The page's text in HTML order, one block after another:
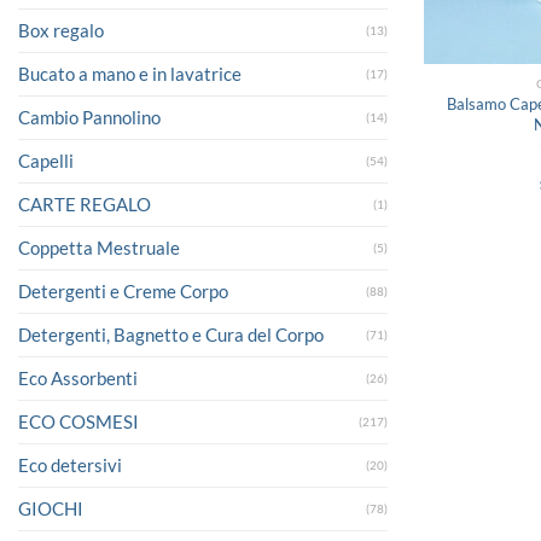
Box regalo (13)
Bucato a mano e in lavatrice (17)
Cambio Pannolino (14)
Capelli (54)
CARTE REGALO (1)
Coppetta Mestruale (5)
Detergenti e Creme Corpo (88)
Detergenti, Bagnetto e Cura del Corpo (71)
Eco Assorbenti (26)
ECO COSMESI (217)
Eco detersivi (20)
GIOCHI (78)
Balsamo